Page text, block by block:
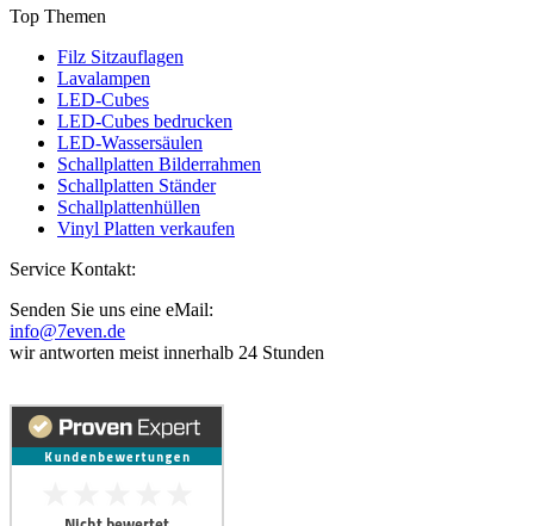
Top Themen
Filz Sitzauflagen
Lavalampen
LED-Cubes
LED-Cubes bedrucken
LED-Wassersäulen
Schallplatten Bilderrahmen
Schallplatten Ständer
Schallplattenhüllen
Vinyl Platten verkaufen
Service Kontakt:
Senden Sie uns eine eMail:
info@7even.de
wir antworten meist innerhalb 24 Stunden